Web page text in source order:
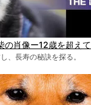
の肖像ー12歳を超えて
、長寿の秘訣を探る。